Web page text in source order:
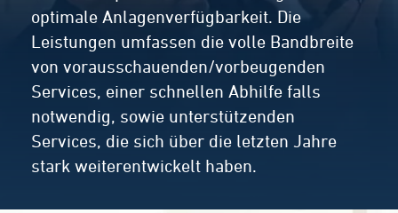
optimale Anlagenverfügbarkeit. Die
Leistungen umfassen die volle Bandbreite
von vorausschauenden/vorbeugenden
Services, einer schnellen Abhilfe falls
notwendig, sowie unterstützenden
Services, die sich über die letzten Jahre
stark weiterentwickelt haben.